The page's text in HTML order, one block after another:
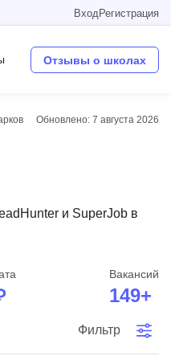
ВходРегистрация
Отзывы о школах
Обновлено: 7 августа 2026
и SuperJob в
Вакансий
149+
Фильтр
системы